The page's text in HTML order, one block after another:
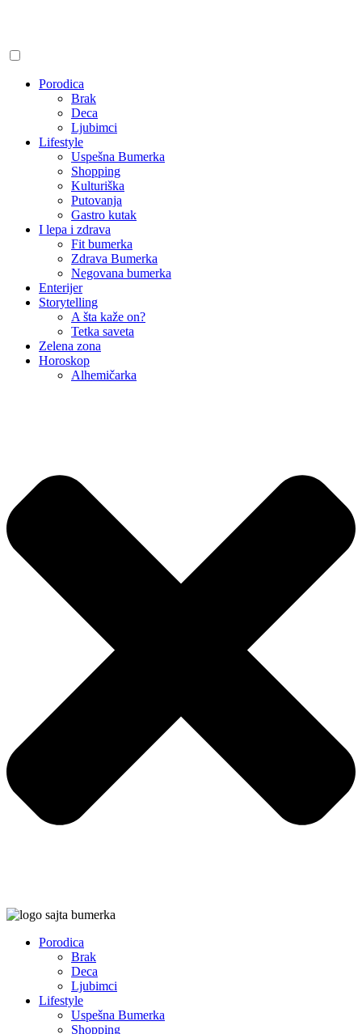
Porodica
Brak
Deca
Ljubimci
Lifestyle
Uspešna Bumerka
Shopping
Kulturiška
Putovanja
Gastro kutak
I lepa i zdrava
Fit bumerka
Zdrava Bumerka
Negovana bumerka
Enterijer
Storytelling
A šta kaže on?
Tetka saveta
Zelena zona
Horoskop
Alhemičarka
Porodica
Brak
Deca
Ljubimci
Lifestyle
Uspešna Bumerka
Shopping